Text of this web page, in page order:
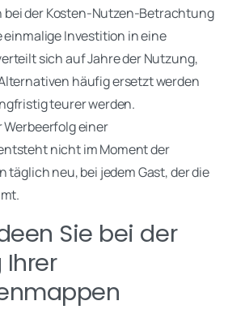
bei der Kosten-Nutzen-Betrachtung
einmalige Investition in eine
sich auf Jahre der Nutzung,
häufig ersetzt werden
teurer werden.
einer
nicht im Moment der
täglich neu, bei jedem Gast, der die
Sie bei der